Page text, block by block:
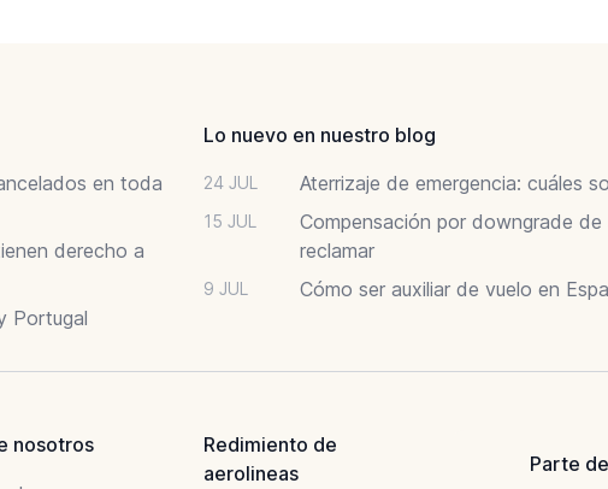
en toda
derecho a
Portugal
Lo nuevo en nuestro blog
24 JUL Aterrizaje de emergencia: cuáles
15 JUL
Compensación por downgrade
reclamar
9 JUL Cómo ser auxiliar de vuelo en
nosotros
Redimiento de
aerolineas
Parte de